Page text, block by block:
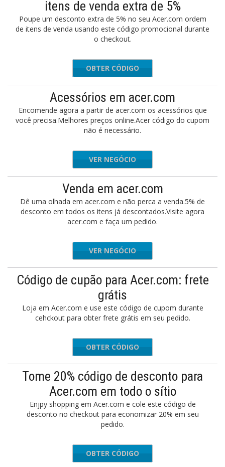
itens de venda extra de 5%
Poupe um desconto extra de 5% no seu Acer.com ordem
de itens de venda usando este código promocional durante
o checkout.
CYBER5
OBTER CÓDIGO
Acessórios em acer.com
Encomende agora a partir de acer.com os acessórios que
você precisa.Melhores preços online.Acer código do cupom
não é necessário.
VER NEGÓCIO
Venda em acer.com
Dê uma olhada em acer.com e não perca a venda.5% de
desconto em todos os itens já descontados.Visite agora
acer.com e faça um pedido.
VER NEGÓCIO
Código de cupão para Acer.com: frete
grátis
Loja em Acer.com e use este código de cupom durante
cehckout para obter frete grátis em seu pedido.
-B514JI
OBTER CÓDIGO
Tome 20% código de desconto para
Acer.com em todo o sítio
Enjpy shopping em Acer.com e cole este código de
desconto no checkout para economizar 20% em seu
pedido.
FSALE20
OBTER CÓDIGO